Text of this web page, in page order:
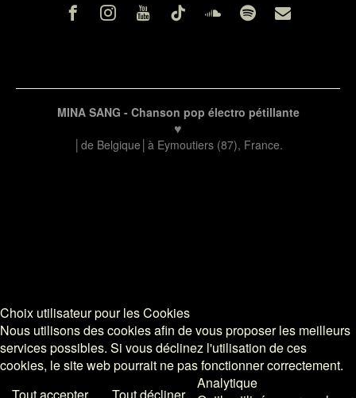
MINA SANG - Chanson pop électro pétillante
♥
de Belgique│à Eymoutiers (87), France.
Choix utilisateur pour les Cookies
Nous utilisons des cookies afin de vous proposer les meilleurs
services possibles. Si vous déclinez l'utilisation de ces
cookies, le site web pourrait ne pas fonctionner correctement.
Analytique